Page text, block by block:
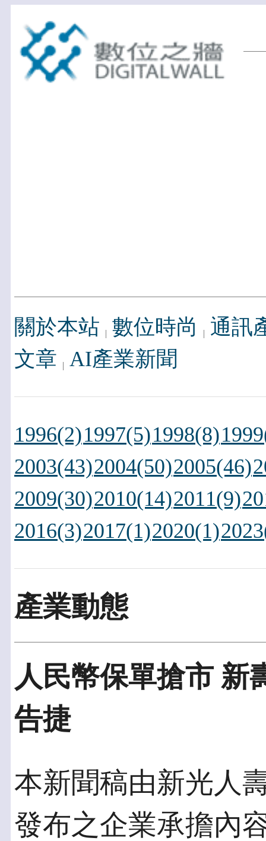
關於本站 數位時尚
通訊
文章 AI產業新聞
1996(2)1997(5)1998(8)
2003(43)2004(50)2005(46)
2009(30)2010(14)2011(9)
2016(3)2017(1)2020(1)
產業動態
人民幣保單搶市 新
告捷
本新聞稿由新光人
發布之企業承擔內